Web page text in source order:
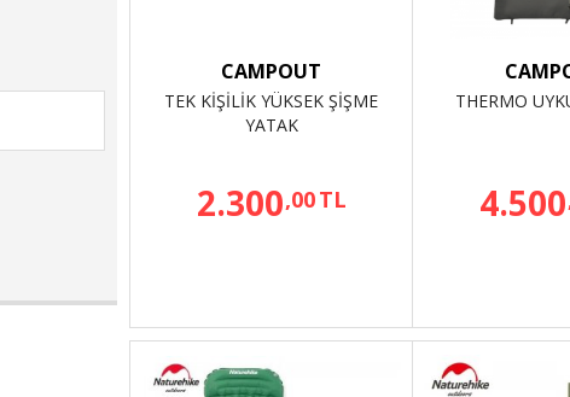
CAMPOUT
TEK KİŞİLİK YÜKSEK ŞİŞME
YATAK
2.300,00TL
THERMO
4.500